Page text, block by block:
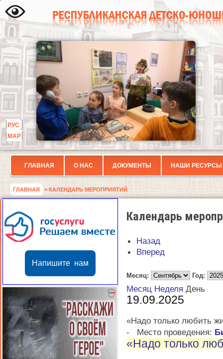
РУС
МАР
ГЛАВНАЯ О НАС ДОКУМЕНТЫ НАШИ РЕСУРСЫ
ГЛАВНАЯ > КАЛЕНДАРЬ МЕРОПРИЯТИЙ
Напишите нам
Календарь
Назад
Вперед
Месяц: Год:
Месяц Неделя День
19.09.2025
«Надо только любить
-
Место проведения:
«Надо только